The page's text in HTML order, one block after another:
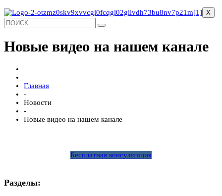
X
Новые видео на нашем канале
Главная
-
Новости
-
Новые видео на нашем канале
Бесплатная консультация
Разделы: